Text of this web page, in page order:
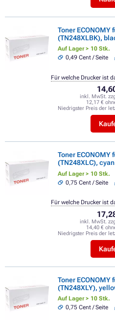
Toner ECONOMY
(TN248XLBK),
Auf Lager > 10 Stk.
0,49 Cent / Seite
inkl. MwSt.
12,17 €
Niedrigster Preis der
Für welche Drucker ist
Toner ECONOMY
(TN248XLC), cyan
Auf Lager > 10 Stk.
0,75 Cent / Seite
inkl. MwSt.
14,40 €
Niedrigster Preis der
Für welche Drucker ist
Toner ECONOMY
(TN248XLY),
Auf Lager > 10 Stk.
0,75 Cent / Seite